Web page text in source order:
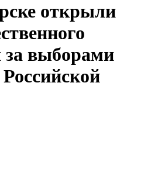
открыли
за выборами